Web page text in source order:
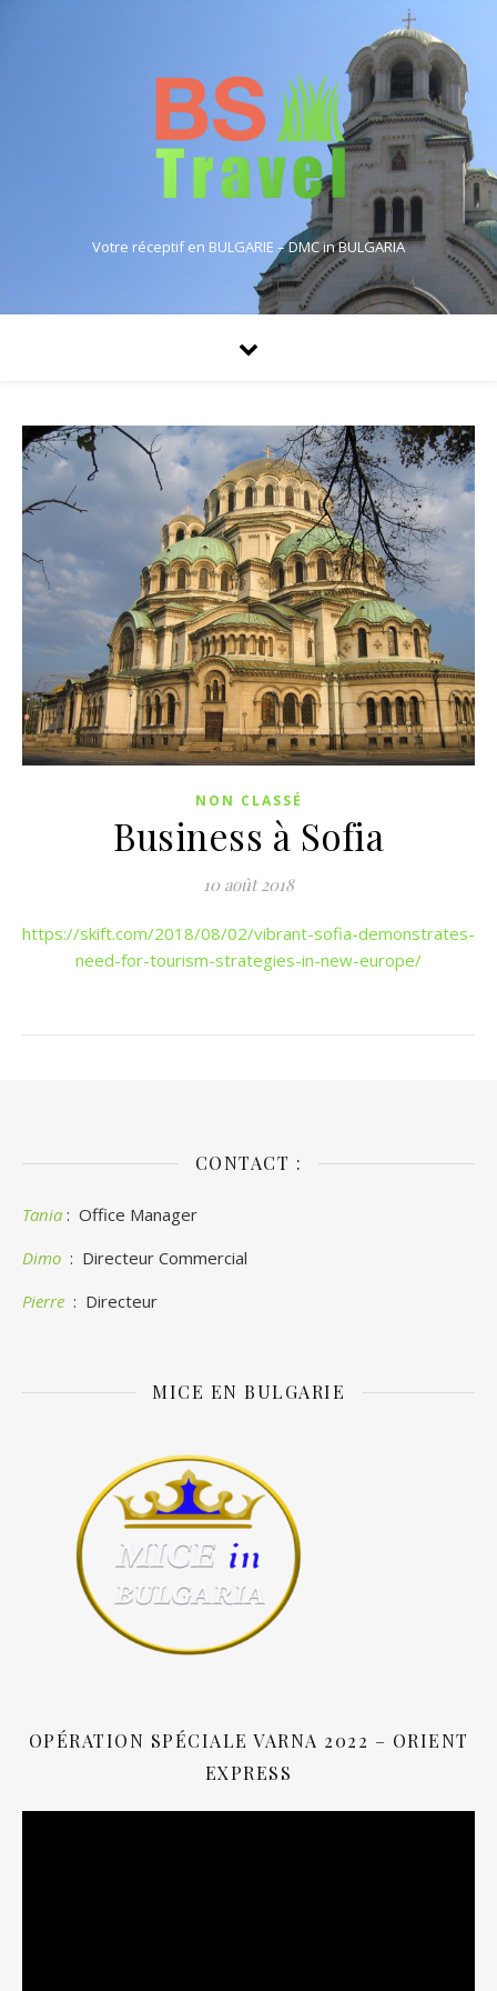
Votre réceptif en BULGARIE – DMC in BULGARIA
NON CLASSÉ
Business à Sofia
10 août 2018
https://skift.com/2018/08/02/vibrant-sofia-demonstrates-
need-for-tourism-strategies-in-new-europe/
CONTACT :
Tania : Office Manager
Dimo : Directeur Commercial
Pierre : Directeur
MICE EN BULGARIE
OPÉRATION SPÉCIALE VARNA 2022 – ORIENT
EXPRESS